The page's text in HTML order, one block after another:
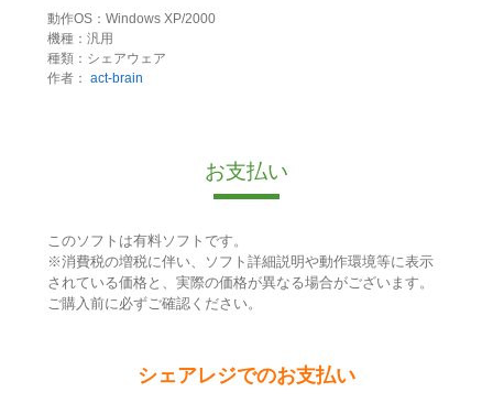
動作OS：Windows XP/2000
機種：汎用
種類：シェアウェア
作者： act-brain
お支払い
このソフトは有料ソフトです。
※消費税の増税に伴い、ソフト詳細説明や動作環境等に表示
されている価格と、実際の価格が異なる場合がございます。
ご購入前に必ずご確認ください。
シェアレジでのお支払い